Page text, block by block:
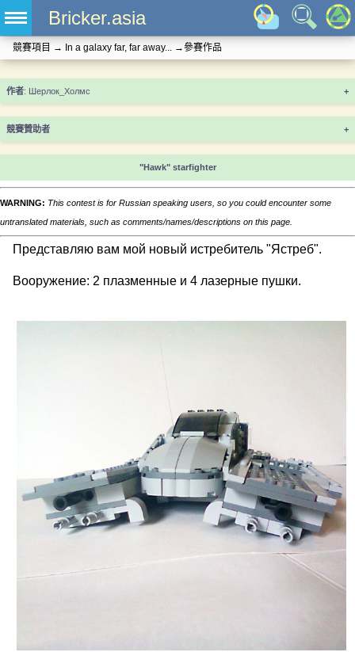
Bricker.asia
競賽項目 → In a galaxy far, far away... →參賽作品
+
競賽贊助者 +
"Hawk" starfighter
WARNING: This contest is for Russian speaking users, so you could encounter some
untranslated materials, such as comments/names/descriptions on this page.
Представляю вам мой новый истребитель "Ястреб".
Вооружение: 2 плазменные и 4 лазерные пушки.